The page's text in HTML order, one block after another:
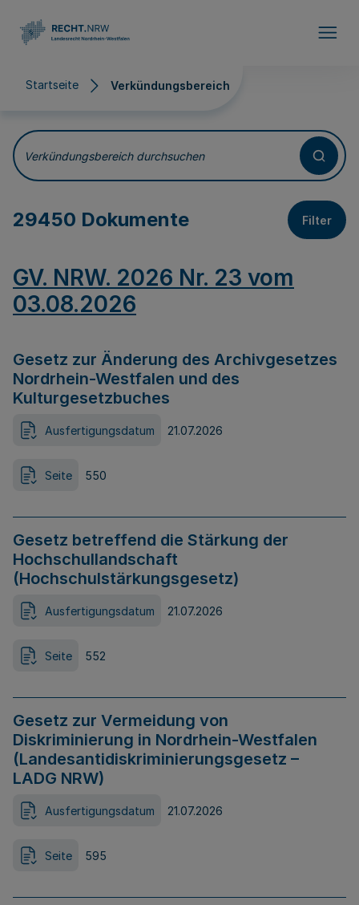
Startseite Verkündungsbereich
Verkündungsbereich
Verkündungsbereich durchsuchen
29450 Dokumente Filter
GV. NRW. 2026 Nr. 23 vom
03.08.2026
Gesetz zur Änderung des Archivgesetzes
Nordrhein-Westfalen und des
Kulturgesetzbuches
Ausfertigungsdatum 21.07.2026
Seite 550
Gesetz betreffend die Stärkung der
Hochschullandschaft
(Hochschulstärkungsgesetz)
Ausfertigungsdatum 21.07.2026
Seite 552
Gesetz zur Vermeidung von
Diskriminierung in Nordrhein-Westfalen
(Landesantidiskriminierungsgesetz –
LADG NRW)
Ausfertigungsdatum 21.07.2026
Seite 595